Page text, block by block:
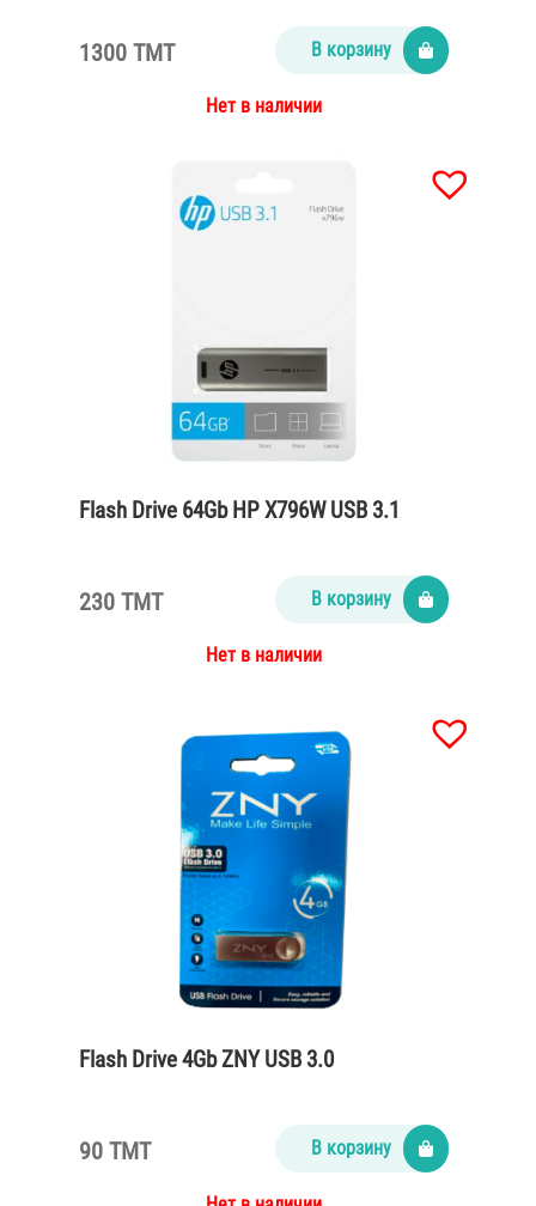
1300 TMT В корзину
Нет в наличии
Flash Drive 64Gb HP X796W USB 3.1
230 TMT В корзину
Нет в наличии
Flash Drive 4Gb ZNY USB 3.0
90 TMT В корзину